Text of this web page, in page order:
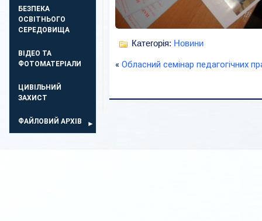
БЕЗПЕКА
ОСВIТНЬОГО
СЕРЕДОВИЩА
ВІДЕО ТА
ФОТОМАТЕРІАЛИ
ЦИВІЛЬНИЙ
ЗАХИСТ
ФАЙЛОВИЙ АРХІВ
Категорія: Новини
« Обласний семінар педагогічних